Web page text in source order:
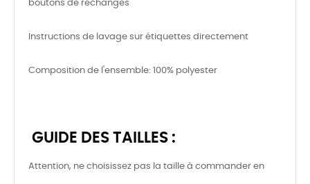
boutons de rechanges
Instructions de lavage sur étiquettes directement
Composition de l'ensemble: 100% polyester
GUIDE DES TAILLES :
Attention, ne choisissez pas la taille à commander en